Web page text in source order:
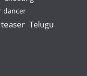
dancer
teaser Telugu